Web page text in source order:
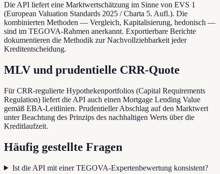
Die API liefert eine Marktwertschätzung im Sinne von EVS 1
(European Valuation Standards 2025 / Charta 5. Aufl.). Die
kombinierten Methoden — Vergleich, Kapitalisierung, hedonisch —
sind im TEGOVA-Rahmen anerkannt. Exportierbare Berichte
dokumentieren die Methodik zur Nachvollziehbarkeit jeder
Kreditentscheidung.
MLV und prudentielle CRR-Quote
Für CRR-regulierte Hypothekenportfolios (Capital Requirements
Regulation) liefert die API auch einen Mortgage Lending Value
gemäß EBA-Leitlinien. Prudentieller Abschlag auf den Marktwert
unter Beachtung des Prinzips des nachhaltigen Werts über die
Kreditlaufzeit.
Häufig gestellte Fragen
Ist die API mit einer TEGOVA-Expertenbewertung konsistent?